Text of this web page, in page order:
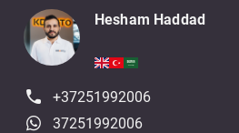
Hesham Haddad
+37251992006
37251992006